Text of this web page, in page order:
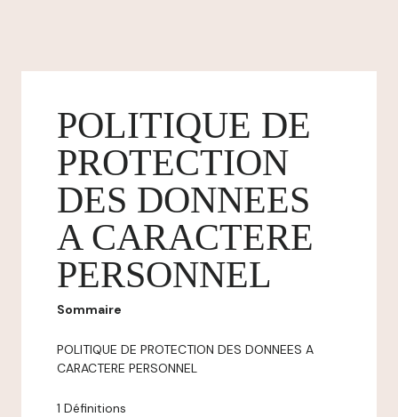
POLITIQUE DE
PROTECTION
DES DONNEES
A CARACTERE
PERSONNEL
Sommaire
POLITIQUE DE PROTECTION DES DONNEES A
CARACTERE PERSONNEL
1 Définitions